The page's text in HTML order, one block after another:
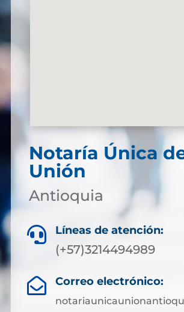
Notaría Única
Unión
Antioquia
 Líneas de atención:
(+57)3214494989
 Correo electrónico: